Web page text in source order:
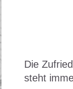
Die
steht